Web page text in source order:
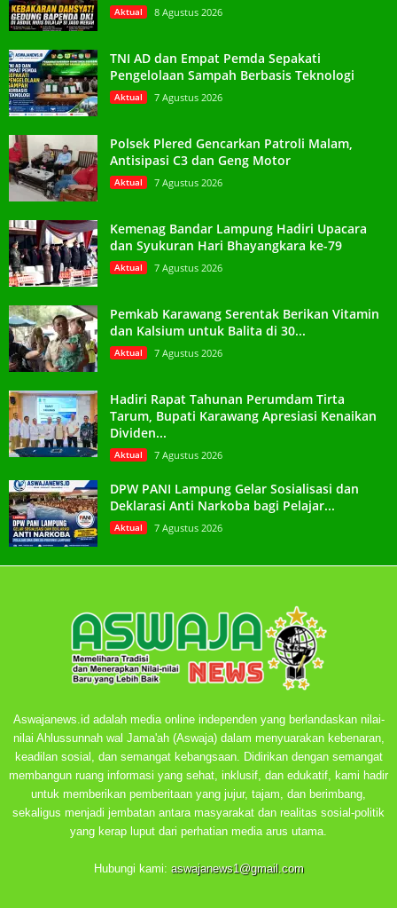
Aktual 8 Agustus 2026
TNI AD dan Empat Pemda Sepakati
Pengelolaan Sampah Berbasis Teknologi
Aktual 7 Agustus 2026
Polsek Plered Gencarkan Patroli Malam,
Antisipasi C3 dan Geng Motor
Aktual 7 Agustus 2026
Kemenag Bandar Lampung Hadiri Upacara
dan Syukuran Hari Bhayangkara ke-79
Aktual 7 Agustus 2026
Pemkab Karawang Serentak Berikan Vitamin
dan Kalsium untuk Balita di 30...
Aktual 7 Agustus 2026
Hadiri Rapat Tahunan Perumdam Tirta
Tarum, Bupati Karawang Apresiasi Kenaikan
Dividen...
Aktual 7 Agustus 2026
DPW PANI Lampung Gelar Sosialisasi dan
Deklarasi Anti Narkoba bagi Pelajar...
Aktual 7 Agustus 2026
Aswajanews.id adalah media online independen yang berlandaskan nilai-
nilai Ahlussunnah wal Jama'ah (Aswaja) dalam menyuarakan kebenaran,
keadilan sosial, dan semangat kebangsaan. Didirikan dengan semangat
membangun ruang informasi yang sehat, inklusif, dan edukatif, kami hadir
untuk memberikan pemberitaan yang jujur, tajam, dan berimbang,
sekaligus menjadi jembatan antara masyarakat dan realitas sosial-politik
yang kerap luput dari perhatian media arus utama.
Hubungi kami: aswajanews1@gmail.com